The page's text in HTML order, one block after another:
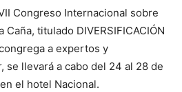
Congreso Internacional sobre
titulado DIVERSIFICACIÓN
a expertos y
se llevará a cabo del 24 al 28 de
el hotel Nacional.